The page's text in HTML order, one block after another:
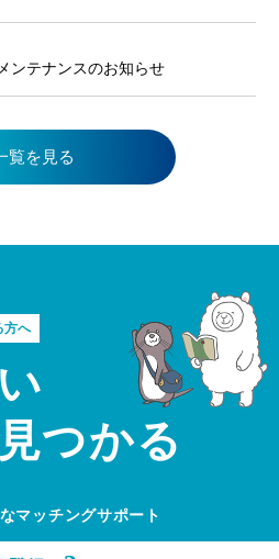
ンテナンスのお知らせ
覧を見る
方へ
つかる
マッチングサポート